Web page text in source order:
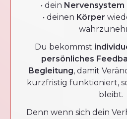
• dein Nervensystem
• deinen Körper
Du bekommst
persönliches
Begleitung, damit
kurzfristig funktioniert,
bleibt.
Denn wenn sich dein